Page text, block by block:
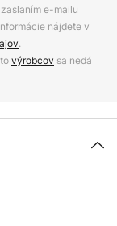
e-mailu
nájdete v
.
výrobcov sa nedá